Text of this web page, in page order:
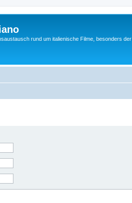
rund um italienische Filme, besonders der